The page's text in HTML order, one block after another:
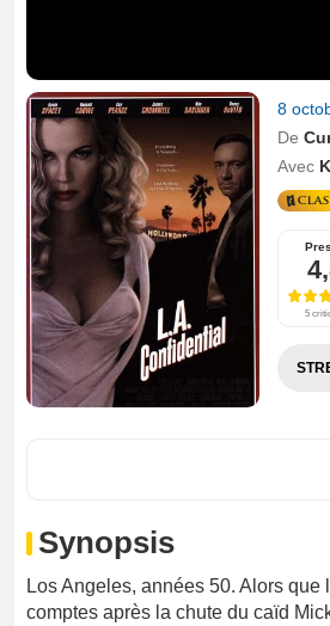
8
De
Avec
5
Synopsis
Los Angeles, années 50. Alors
comptes après la chute du caïd